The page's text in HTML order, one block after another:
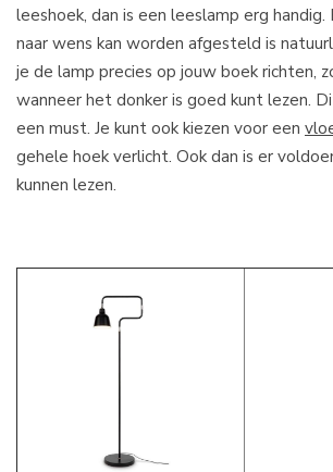
leeshoek, dan is een leeslamp erg
naar wens kan worden afgesteld is
je de lamp precies op jouw boek richten,
wanneer het donker is goed kunt lezen.
een must. Je kunt ook kiezen voor een
gehele hoek verlicht. Ook dan is er
kunnen lezen.